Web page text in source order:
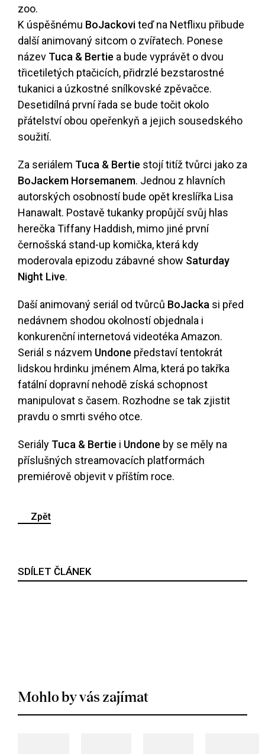
zoo.
K úspěšnému BoJackoviteď na Netflixu přibude
další animovaný sitcom o zvířatech. Ponese
název Tuca & Bertie a bude vyprávět o dvou
třicetiletých ptačicích, přidrzlé bezstarostné
tukanici a úzkostné snílkovské zpěvačce.
Desetidílná první řada se bude točit okolo
přátelství obou opeřenkyň a jejich sousedského
soužití.
Za seriálem Tuca & Bertie stojí titíž tvůrci jako za
BoJackem Horsemanem. Jednou z hlavních
autorských osobností bude opět kreslířka Lisa
Hanawalt. Postavě tukanky propůjčí svůj hlas
herečka Tiffany Haddish, mimo jiné první
černošská stand-up komička, která kdy
moderovala epizodu zábavné show Saturday
Night Live.
Daší animovaný seriál od tvůrců BoJacka si před
nedávnem shodou okolností objednala i
konkurenční internetová videotéka Amazon.
Seriál s názvem Undone představí tentokrát
lidskou hrdinku jménem Alma, která po takřka
fatální dopravní nehodě získá schopnost
manipulovat s časem. Rozhodne se tak zjistit
pravdu o smrti svého otce.
Seriály Tuca & Bertie i Undone by se měly na
příslušných streamovacích platformách
premiérově objevit v příštím roce.
Zpět
SDÍLET ČLÁNEK
Mohlo by vás zajímat